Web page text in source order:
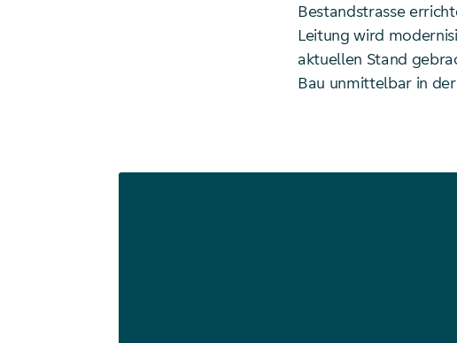
Bestandstrasse
Leitung wird
aktuellen Stand
Bau unmittelbar in